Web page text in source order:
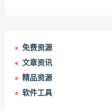
免费资源
文章资讯
精品资源
软件工具